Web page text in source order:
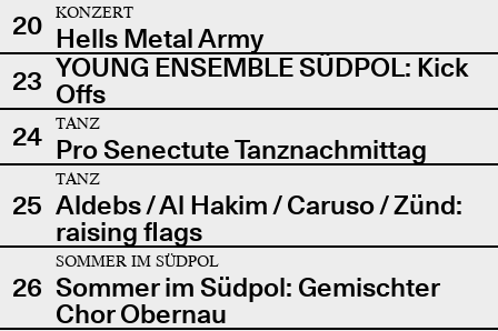
20
KONZERT
Hells Metal Army
23 YOUNG ENSEMBLE SÜDPOL: Kick
Offs
24
TANZ
Pro Senectute Tanznachmittag
25
TANZ
Aldebs / Al Hakim / Caruso / Zünd:
raising flags
26
SOMMER IM SÜDPOL
Sommer im Südpol: Gemischter
Chor Obernau